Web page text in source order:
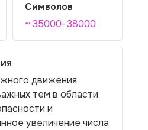
Символов
~ 35000–38000
движения
тем в области
и
увеличение числа